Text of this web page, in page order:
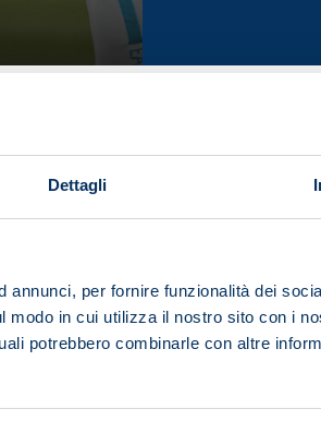
Dettagli
annunci, per fornire funzionalità dei
in cui utilizza il nostro sito con i
potrebbero combinarle con altre